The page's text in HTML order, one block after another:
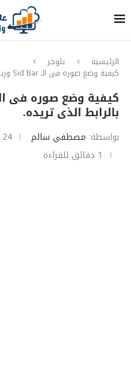
الرئيسية بلوجر
كيفية وضع صوره فى الـ Sid Bar وربطها بالرابط الذى تريده.
بالرابط الذى تريده.
بواسطة: مصطفي سالم 24 مارس، 2016
1 دقائق للقراءة